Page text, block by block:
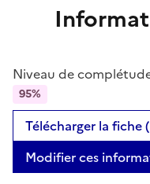
Niveau de
95%
Télécharger la fiche
Modifier ces